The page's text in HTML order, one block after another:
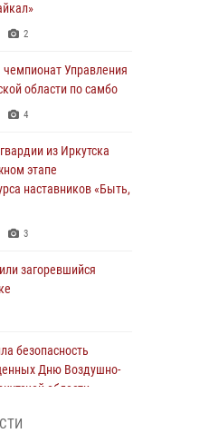
2
чемпионат Управления
области по самбо
4
из Иркутска
этапе
наставников «Быть,
3
загоревшийся
безопасность
Дню Воздушно-
области